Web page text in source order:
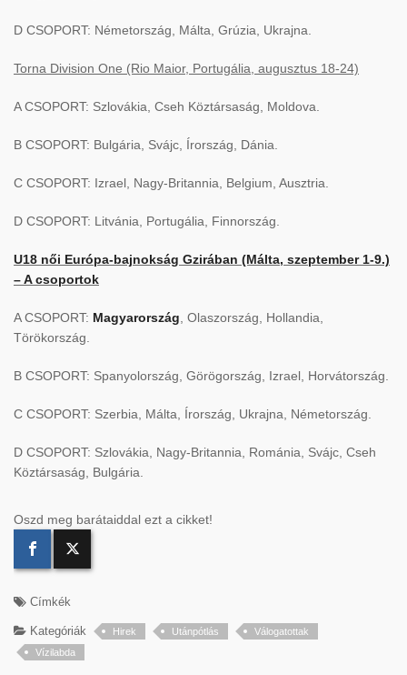
D CSOPORT: Németország, Málta, Grúzia, Ukrajna.
Torna Division One (Rio Maior, Portugália, augusztus 18-24)
A CSOPORT: Szlovákia, Cseh Köztársaság, Moldova.
B CSOPORT: Bulgária, Svájc, Írország, Dánia.
C CSOPORT: Izrael, Nagy-Britannia, Belgium, Ausztria.
D CSOPORT: Litvánia, Portugália, Finnország.
U18 női Európa-bajnokság Gzirában (Málta, szeptember 1-9.)
– A csoportok
A CSOPORT: Magyarország , Olaszország, Hollandia,
Törökország.
B CSOPORT: Spanyolország, Görögország, Izrael, Horvátország.
C CSOPORT: Szerbia, Málta, Írország, Ukrajna, Németország.
D CSOPORT: Szlovákia, Nagy-Britannia, Románia, Svájc, Cseh
Köztársaság, Bulgária.
Oszd meg barátaiddal ezt a cikket!
Címkék
Kategóriák Hirek Utánpótlás
Válogatottak
Vízilabda